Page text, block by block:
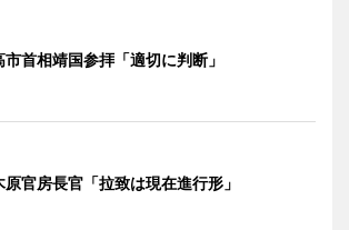
市首相靖国参拝「適切に判断」
原官房長官「拉致は現在進行形」